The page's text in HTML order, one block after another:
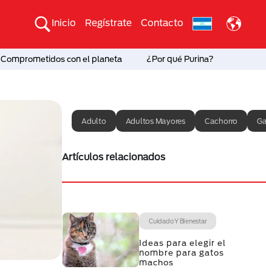
Inicio Regístrate Contacto
Comprometidos con el planeta ¿Por qué Purina?
Adulto Adultos Mayores Cachorro
Artículos relacionados
Cuidado Y Bienestar
Ideas para elegir el
nombre para gatos
machos